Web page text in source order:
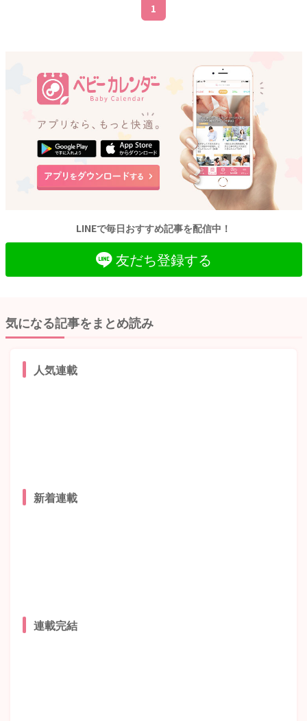
1
LINEで毎日おすすめ記事を配信中！
友だち登録する
気になる記事をまとめ読み
人気連載
新着連載
連載完結